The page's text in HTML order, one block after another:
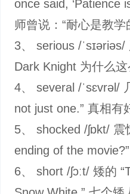
once said, ‘Patience
师曾说：“耐心是教学
3、 serious /
Dark Knight 为什么这
4、 several /ˈsɛvrəl/
not just one.” 真相有
5、 shocked /ʃɒkt/
ending of the
6、 short /ʃɔːt/ 矮的